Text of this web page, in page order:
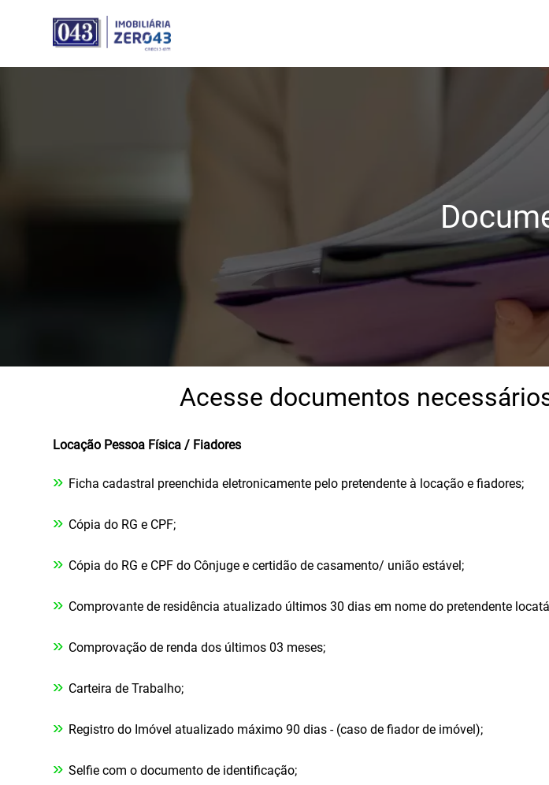
Acesse documentos
Locação Pessoa Física / Fiadores
» Ficha cadastral preenchida eletronicamente pelo pretendente à locação e fiadores;
» Cópia do RG e CPF;
» Cópia do RG e CPF do Cônjuge e certidão de casamento/ união estável;
» Comprovante de residência atualizado últimos 30 dias em nome do pretendente
» Comprovação de renda dos últimos 03 meses;
» Carteira de Trabalho;
» Registro do Imóvel atualizado máximo 90 dias - (caso de fiador de imóvel);
» Selfie com o documento de identificação;